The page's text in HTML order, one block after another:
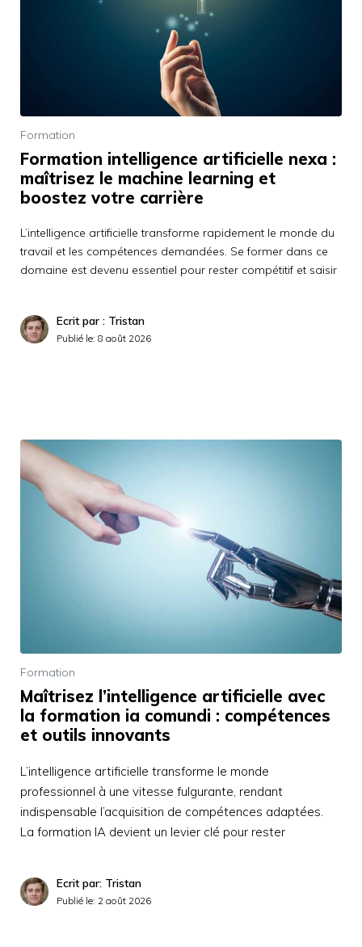
Formation
Formation intelligence artificielle nexa :
maîtrisez le machine learning et
boostez votre carrière
L’intelligence artificielle transforme rapidement le monde du
travail et les compétences demandées. Se former dans ce
domaine est devenu essentiel pour rester compétitif et saisir
Ecrit par : Tristan
Publié le: 8 août 2026
Formation
Maîtrisez l’intelligence artificielle avec
la formation ia comundi : compétences
et outils innovants
L’intelligence artificielle transforme le monde
professionnel à une vitesse fulgurante, rendant
indispensable l’acquisition de compétences adaptées.
La formation IA devient un levier clé pour rester
Ecrit par: Tristan
Publié le: 2 août 2026